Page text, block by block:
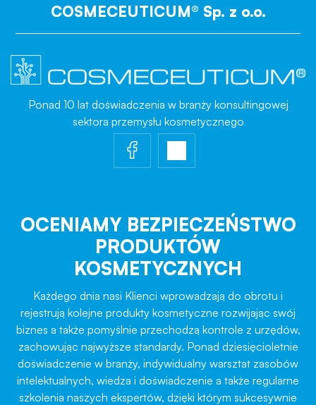
COSMECEUTICUM® Sp. z o.o.
Ponad 10 lat doświadczenia w branży konsultingowej
sektora przemysłu kosmetycznego
OCENIAMY BEZPIECZEŃSTWO
PRODUKTÓW
KOSMETYCZNYCH
Każdego dnia nasi Klienci wprowadzają do obrotu i
rejestrują kolejne produkty kosmetyczne rozwijając swój
biznes a także pomyślnie przechodzą kontrole z urzędów,
zachowując najwyższe standardy. Ponad dziesięcioletnie
doświadczenie w branży, indywidualny warsztat zasobów
intelektualnych, wiedza i doświadczenie a także regularne
szkolenia naszych ekspertów, dzięki którym sukcesywnie